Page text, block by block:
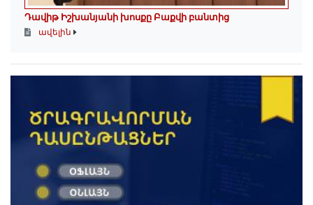
Դավիթ Իշխանյանի խոսքը Բաքվի բանտից
ավելին